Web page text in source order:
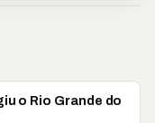
o Rio Grande do